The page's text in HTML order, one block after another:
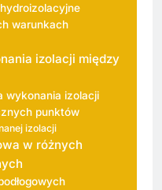
warunkach
izolacji między
wykonania izolacji
punktów
izolacji
w różnych